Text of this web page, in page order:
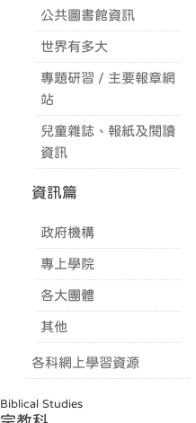
公共圖書館資訊
世界有多大
專題研習 / 主要報章網
站
兒童雜誌、報紙及閱讀
資訊
資訊篇
政府機構
專上學院
各大團體
其他
各科網上學習資源
Biblical Studies